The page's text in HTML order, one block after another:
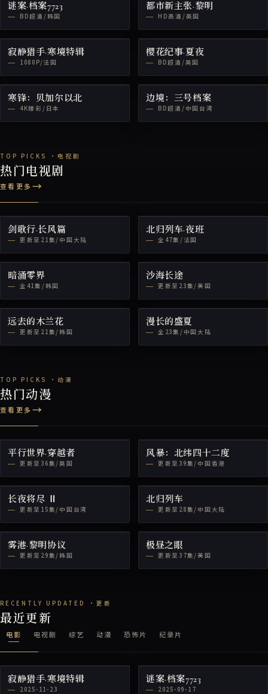
谜案·档案7723
BD超清/韩国
都市新主张·黎明
HD高清/英国
寂静猎手·寒境特辑
1080P/法国
樱花纪事·夏夜
BD超清/英国
寒锋：贝加尔以北
4K臻彩/日本
边境：三号档案
BD超清/中国台湾
热门电视剧
查看更多
剑歌行·长风篇
更新至21集/中国大陆
北归列车·夜班
全47集/法国
暗涌零界
全41集/韩国
沙海长途
更新至23集/美国
远去的木兰花
更新至21集/韩国
漫长的盛夏
全23集/中国大陆
热门动漫
查看更多
平行世界·穿越者
更新至36集/英国
风暴：北纬四十二度
更新至39集/中国香港
长夜将尽 Ⅱ
更新至15集/中国台湾
北归列车
更新至28集/中国大陆
雾港·黎明协议
更新至29集/韩国
极昼之眼
更新至37集/美国
最近更新
电影 电视剧 综艺 动漫 恐怖片 纪录片
寂静猎手·寒境特辑
2025-11-23
谜案·档案7723
2025-09-17